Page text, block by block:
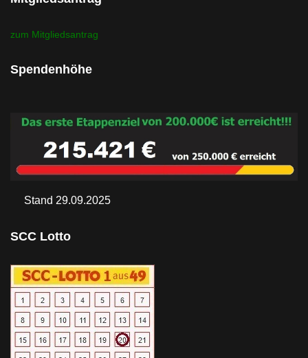
zum Mitgliedsantrag
Spendenhöhe
Stand 29.09.2025
SCC Lotto